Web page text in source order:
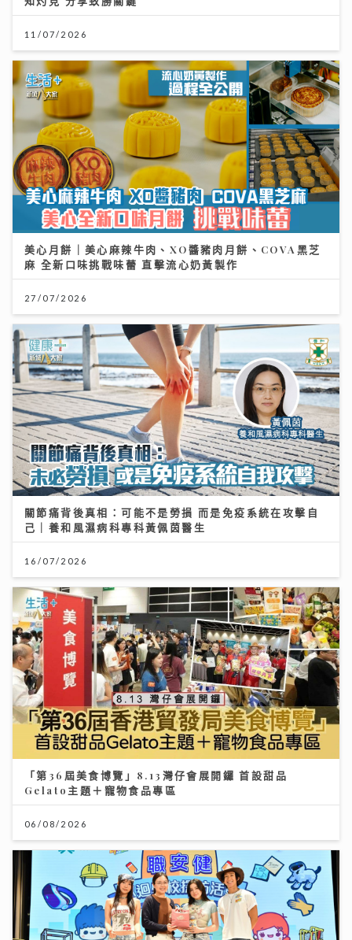
11/07/2026
美心月餅｜美心麻辣牛肉、XO醬豬肉月餅、COVA黑芝
麻 全新口味挑戰味蕾 直擊流心奶黃製作
27/07/2026
關節痛背後真相：可能不是勞損 而是免疫系統在攻擊自
己｜養和風濕病科專科黃佩茵醫生
16/07/2026
「第36屆美食博覽」8.13灣仔會展開鑼 首設甜品
Gelato主題＋寵物食品專區
06/08/2026